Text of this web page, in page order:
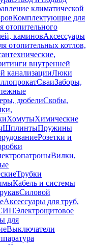
климатической
Комплектующие для
отопительного
каминовАксессуары
отопительных котлов,
внутренней
канализацииЛюки
СваиЗаборы,
дюбелиСкобы,
ХомутыХимические
ШплинтыПружины
Розетки и
Вилки,
Трубки
Кабель и системы
Силовой
Аксессуары для труб,
Электрощитовое
для
Выключатели